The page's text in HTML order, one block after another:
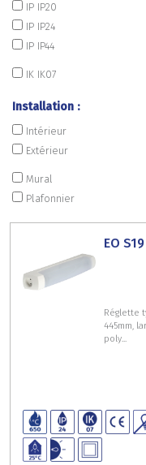
IP IP20
IP IP24
IP IP44
IK IK07
Installation :
Intérieur
Extérieur
Mural
Plafonnier
EO
Réglette
445mm,
poly...